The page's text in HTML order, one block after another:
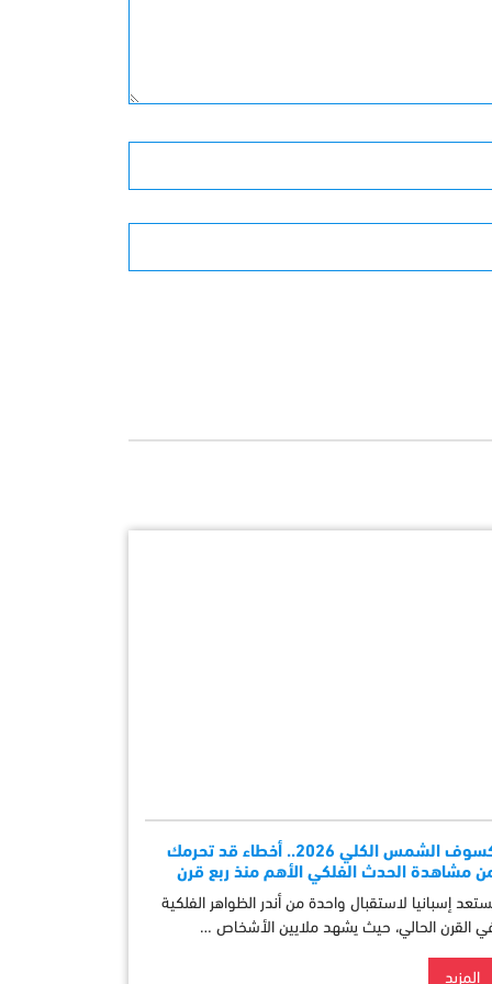
كسوف الشمس الكلي 2026.. أخطاء قد تحرمك
مشاهدة الحدث الفلكي الأهم منذ ربع قرن
إسبانيا لاستقبال واحدة من أندر الظواهر الفلكية
القرن الحالي، حيث يشهد ملايين الأشخاص …
المزيد